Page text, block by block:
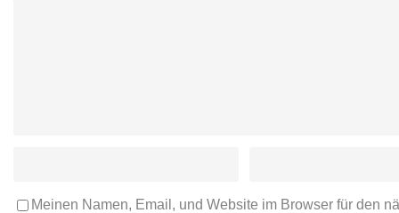
Meinen Namen, Email, und Website im Browser für den